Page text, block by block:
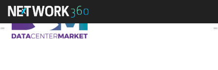
Nuevas soluciones en la nube